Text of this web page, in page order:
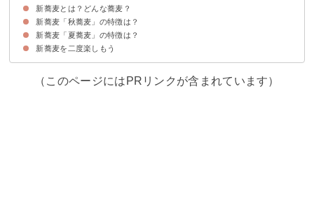
新蕎麦とは？どんな蕎麦？
新蕎麦は夏・秋に収穫された蕎麦の実で作る蕎麦を指す
新蕎麦「秋蕎麦」の特徴は？
「秋蕎麦」の味わい・風味など特徴
「秋蕎麦」の名産地
新蕎麦「夏蕎麦」の特徴は？
「夏蕎麦」の味わい・風味など特徴
「夏蕎麦」の名産地
新蕎麦を二度楽しもう
（このページにはPRリンクが含まれています）